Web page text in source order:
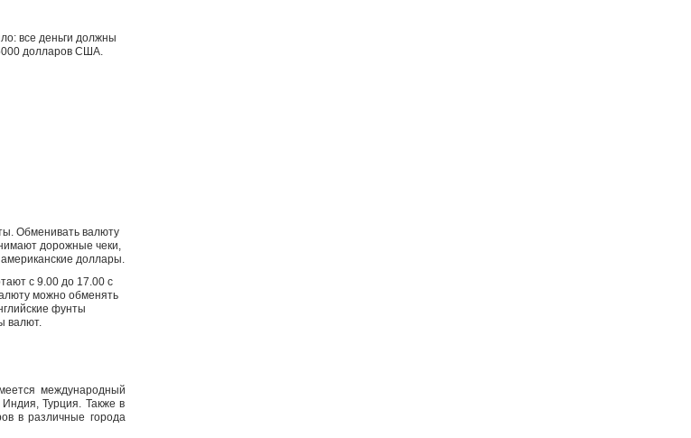
все деньги должны
долларов США.
Обменивать валюту
дорожные чеки,
доллары.
с 9.00 до 17.00 с
можно обменять
фунты
валют.
международный
Турция. Также в
в различные города